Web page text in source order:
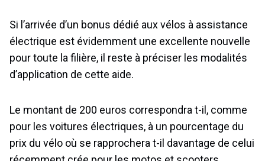
Si l’arrivée d’un bonus dédié aux vélos à assistance
électrique est évidemment une excellente nouvelle
pour toute la filière, il reste à préciser les modalités
d’application de cette aide.
Le montant de 200 euros correspondra t-il, comme
pour les voitures électriques, à un pourcentage du
prix du vélo où se rapprochera t-il davantage de celui